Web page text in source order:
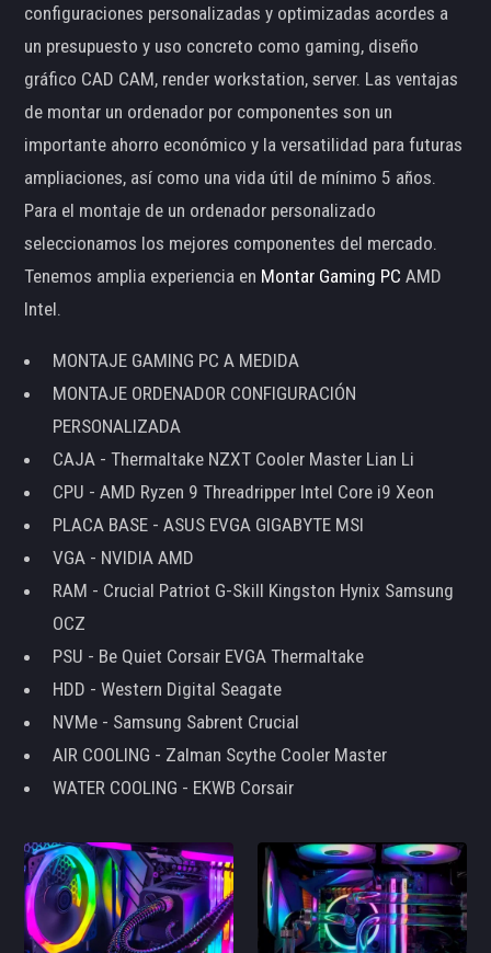
configuraciones personalizadas y optimizadas acordes a
un presupuesto y uso concreto como gaming, diseño
gráfico CAD CAM, render workstation, server. Las ventajas
de montar un ordenador por componentes son un
importante ahorro económico y la versatilidad para futuras
ampliaciones, así como una vida útil de mínimo 5 años.
Para el montaje de un ordenador personalizado
seleccionamos los mejores componentes del mercado.
Tenemos amplia experiencia en Montar Gaming PC AMD
Intel.
MONTAJE GAMING PC A MEDIDA
MONTAJE ORDENADOR CONFIGURACIÓN
PERSONALIZADA
CAJA - Thermaltake NZXT Cooler Master Lian Li
CPU - AMD Ryzen 9 Threadripper Intel Core i9 Xeon
PLACA BASE - ASUS EVGA GIGABYTE MSI
VGA - NVIDIA AMD
RAM - Crucial Patriot G-Skill Kingston Hynix Samsung
OCZ
PSU - Be Quiet Corsair EVGA Thermaltake
HDD - Western Digital Seagate
NVMe - Samsung Sabrent Crucial
AIR COOLING - Zalman Scythe Cooler Master
WATER COOLING - EKWB Corsair